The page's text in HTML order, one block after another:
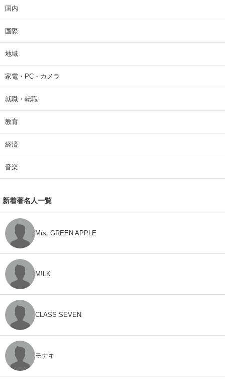
国内
国際
地域
家電・PC・カメラ
就職・転職
教育
経済
音楽
新着著名人一覧
Mrs. GREEN APPLE
M!LK
CLASS SEVEN
モナキ